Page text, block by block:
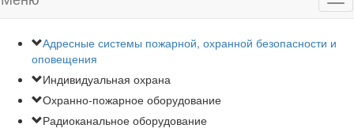
Адресные системы пожарной, охранной безопасности и
оповещения
Индивидуальная охрана
Охранно-пожарное оборудование
Радиоканальное оборудование